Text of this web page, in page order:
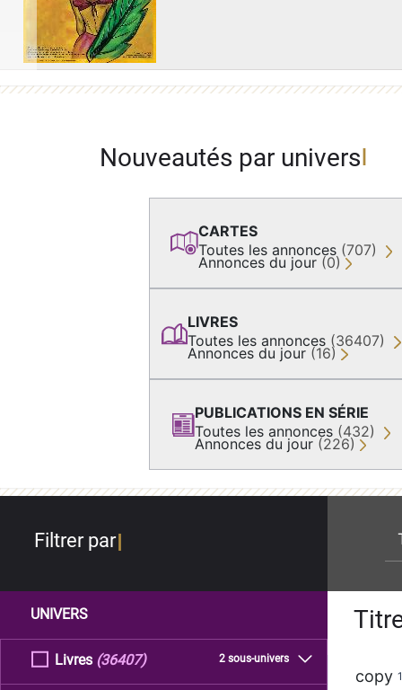
Nouveautés par univers
CARTES
Toutes les annonces (707)
Annonces du jour (0)
LIVRES
Toutes les annonces (36407)
Annonces du jour (16)
PUBLICATIONS EN SÉRIE
Toutes les annonces (432)
Annonces du jour (226)
Filtrer par
UNIVERS
Livres 2 sous-univers
(36407)
copy